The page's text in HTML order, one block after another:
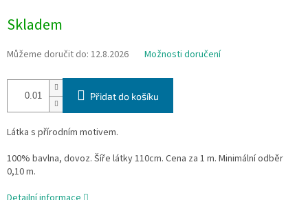
cena:
Skladem
Můžeme doručit do: 12.8.2026 Možnosti doručení
Přidat do košíku
Látka s přírodním motivem.
100% bavlna, dovoz. Šíře látky 110cm. Cena za 1 m. Minimální odběr
0,10 m.